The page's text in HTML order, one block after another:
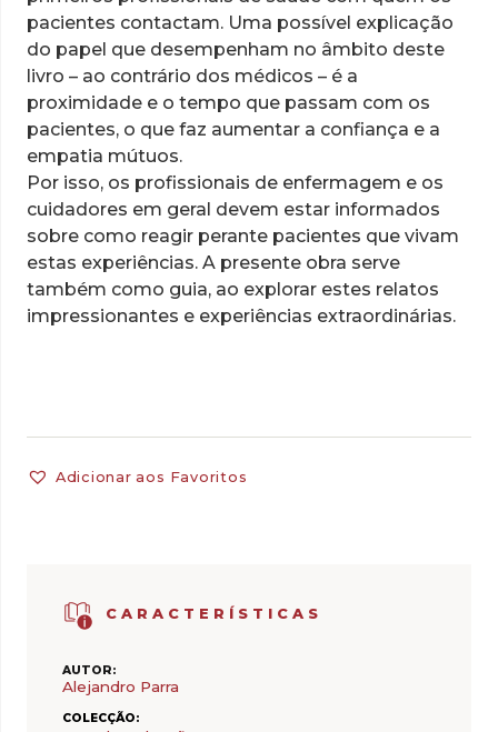
CARACTERÍSTICAS
AUTOR:
Alejandro Parra
COLECÇÃO:
pacientes contactam. Uma possível explicação
do papel que desempenham no âmbito deste
livro – ao contrário dos médicos – é a
proximidade e o tempo que passam com os
pacientes, o que faz aumentar a confiança e a
empatia mútuos.
Por isso, os profissionais de enfermagem e os
cuidadores em geral devem estar informados
sobre como reagir perante pacientes que vivam
estas experiências. A presente obra serve
também como guia, ao explorar estes relatos
impressionantes e experiências extraordinárias.
Adicionar aos Favoritos